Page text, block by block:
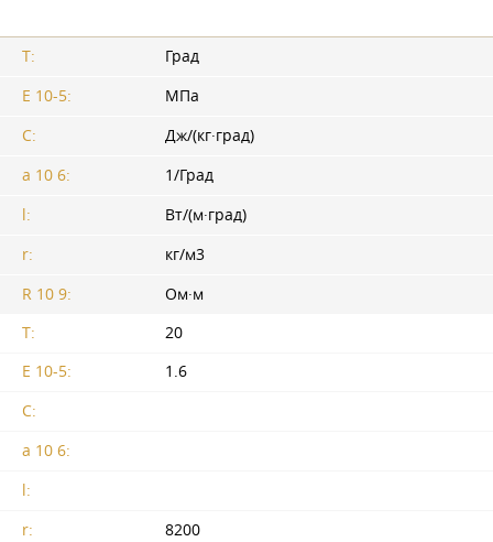
T:
Град
E 10-5:
МПа
C:
Дж/(кг·град)
a 10 6:
1/Град
l:
Вт/(м·град)
r:
кг/м3
R 10 9:
Ом·м
T:
20
E 10-5:
1.6
C:
a 10 6:
l:
r:
8200